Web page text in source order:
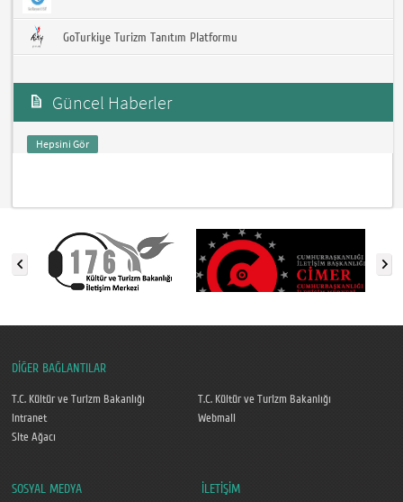
GoTurkiye Turizm Tanıtım Platformu
Güncel Haberler
Hepsini Gör
DİĞER BAĞLANTILAR
T.C. Kültür ve Turizm Bakanlığı
T.C. Kültür ve Turizm Bakanlığı
Intranet
Webmail
Site Ağacı
SOSYAL MEDYA İLETİŞİM